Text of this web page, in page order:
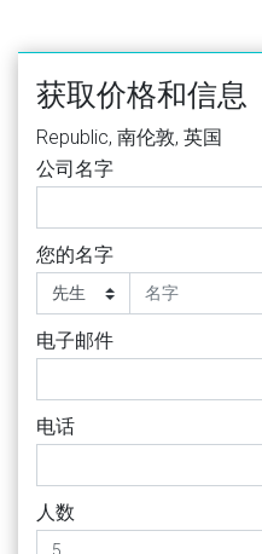
获取价格和信息
Republic, 南伦敦, 英国
公司名字
您的名字
电子邮件
电话
人数